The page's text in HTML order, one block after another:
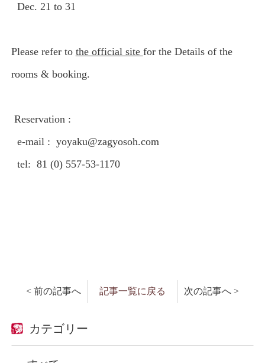
Dec. 21 to 31
Please refer to the official site for the Details of the
rooms & booking.
Reservation :
e-mail : yoyaku@zagyosoh.com
tel: 81 (0) 557-53-1170
< 前の記事へ 記事一覧に戻る 次の記事へ >
カテゴリー